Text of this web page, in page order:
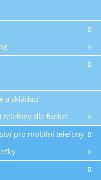
a skládací
telefony dle funkcí
pro mobilní telefony